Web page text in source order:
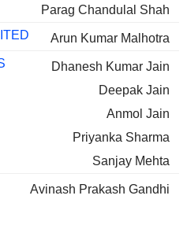
Parag Chandulal Shah
Arun Kumar Malhotra
Dhanesh Kumar Jain
Deepak Jain
Anmol Jain
Priyanka Sharma
Sanjay Mehta
Avinash Prakash Gandhi